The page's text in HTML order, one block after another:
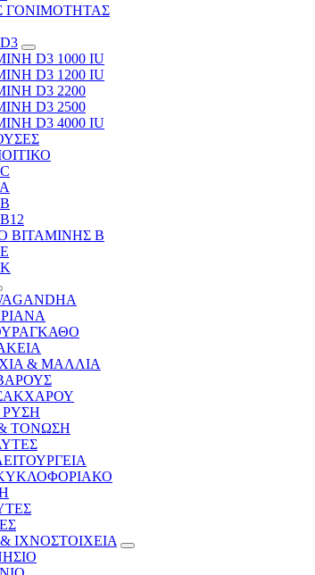
ΓΟΝΙΜΟΤΗΤΑΣ
D3 1000 IU
D3 1200 IU
D3 2200
D3 2500
D3 4000 IU
ΒΙΤΑΜΙΝΗΣ Β
& ΜΑΛΛΙΑ
ΤΟΝΩΣΗ
ΙΧΝΟΣΤΟΙΧΕΙΑ